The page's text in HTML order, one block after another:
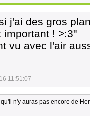
j'ai des gros
important ! >:3"
vu avec l'air
11:51:07
n'y auras pas encore de